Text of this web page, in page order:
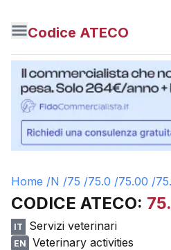
Codice ATECO
Home /N /75 /75.0 /75.00 /
CODICE ATECO:
IT Servizi veterinari
EN
Veterinary activities